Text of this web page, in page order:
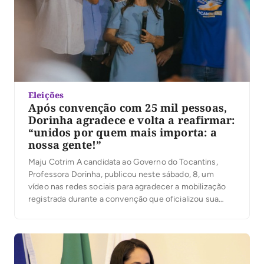
Eleições
Após convenção com 25 mil pessoas,
Dorinha agradece e volta a reafirmar:
“unidos por quem mais importa: a
nossa gente!”
Maju Cotrim A candidata ao Governo do Tocantins,
Professora Dorinha, publicou neste sábado, 8, um
vídeo nas redes sociais para agradecer a mobilização
registrada durante a convenção que oficializou sua
destacou a presença das caravanas, lideranças e
apoiadores que participaram […]